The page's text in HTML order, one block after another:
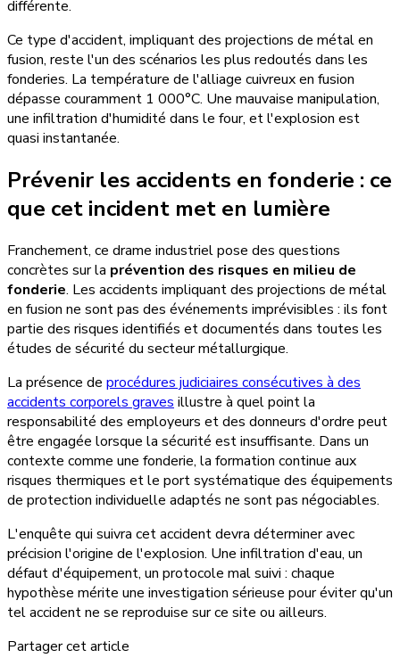
différente.
Ce type d'accident, impliquant des projections de métal en
fusion, reste l'un des scénarios les plus redoutés dans les
fonderies. La température de l'alliage cuivreux en fusion
dépasse couramment 1 000°C. Une mauvaise manipulation,
une infiltration d'humidité dans le four, et l'explosion est
quasi instantanée.
Prévenir les accidents en fonderie : ce
que cet incident met en lumière
Franchement, ce drame industriel pose des questions
concrètes sur la prévention des risques en milieu de
fonderie. Les accidents impliquant des projections de métal
en fusion ne sont pas des événements imprévisibles : ils font
partie des risques identifiés et documentés dans toutes les
études de sécurité du secteur métallurgique.
La présence de procédures judiciaires consécutives à des
accidents corporels graves illustre à quel point la
responsabilité des employeurs et des donneurs d'ordre peut
être engagée lorsque la sécurité est insuffisante. Dans un
contexte comme une fonderie, la formation continue aux
risques thermiques et le port systématique des équipements
de protection individuelle adaptés ne sont pas négociables.
L'enquête qui suivra cet accident devra déterminer avec
précision l'origine de l'explosion. Une infiltration d'eau, un
défaut d'équipement, un protocole mal suivi : chaque
hypothèse mérite une investigation sérieuse pour éviter qu'un
tel accident ne se reproduise sur ce site ou ailleurs.
Partager cet article